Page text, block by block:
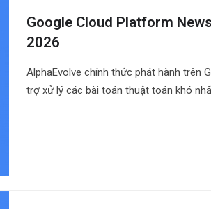
Google Cloud Platform
2026
AlphaEvolve chính thức phát hành trên
trợ xử lý các bài toán thuật toán khó